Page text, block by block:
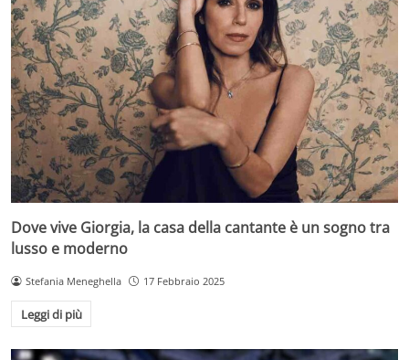
Dove vive Giorgia, la casa della cantante è un sogno tra
lusso e moderno
Stefania Meneghella 17 Febbraio 2025
Leggi di più